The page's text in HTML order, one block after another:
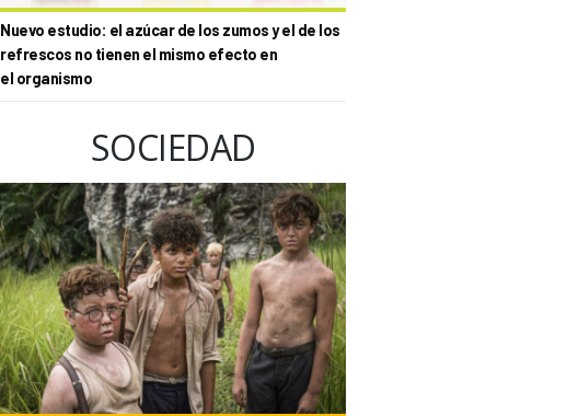
Nuevo estudio: el azúcar de los zumos y el de los
refrescos no tienen el mismo efecto en
el organismo
SOCIEDAD